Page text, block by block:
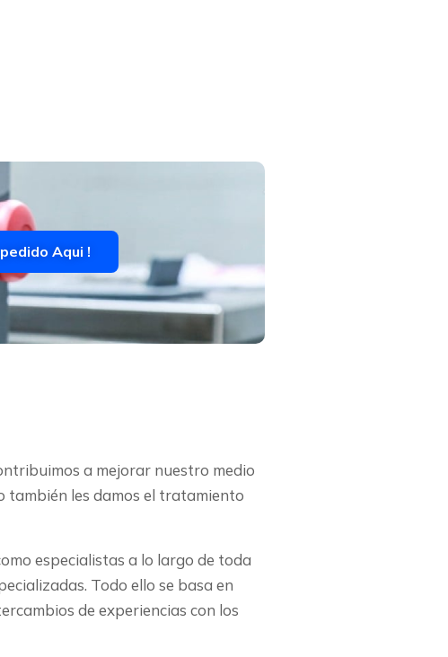
Aqui !
a mejorar nuestro medio
también les damos el tratamiento
especialistas a lo largo de toda
Todo ello se basa en
de experiencias con los